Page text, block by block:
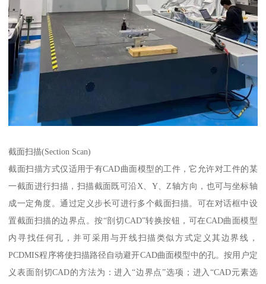
截面扫描(Section Scan)
截面扫描方式仅适用于有CAD曲面模型的工件，它允许对工件的某
一截面进行扫描，扫描截面既可沿X、Y、Z轴方向，也可与坐标轴
成一定角度。通过定义步长可进行多个截面扫描。可在对话框中设
置截面扫描的边界点。按“剖切CAD”转换按钮，可在CAD曲面模型
内寻找任何孔，并可采用与开线扫描类似方式定义其边界线，
PCDMIS程序将使扫描路径自动避开CAD曲面模型中的孔。按用户定
义表面剖切CAD的方法为：进入“边界点”选项；进入“CAD元素选